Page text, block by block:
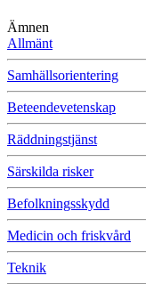
Ämnen
Allmänt
Samhällsorientering
Beteendevetenskap
Räddningstjänst
Särskilda risker
Befolkningsskydd
Medicin och friskvård
Teknik